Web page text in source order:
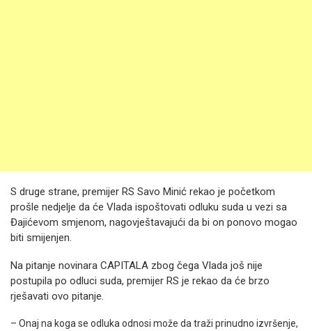
S druge strane, premijer RS Savo Minić rekao je početkom
prošle nedjelje da će Vlada ispoštovati odluku suda u vezi sa
Đajićevom smjenom, nagovještavajući da bi on ponovo mogao
biti smijenjen.
Na pitanje novinara CAPITALA zbog čega Vlada još nije
postupila po odluci suda, premijer RS je rekao da će brzo
rješavati ovo pitanje.
– Onaj na koga se odluka odnosi može da traži prinudno izvršenje,